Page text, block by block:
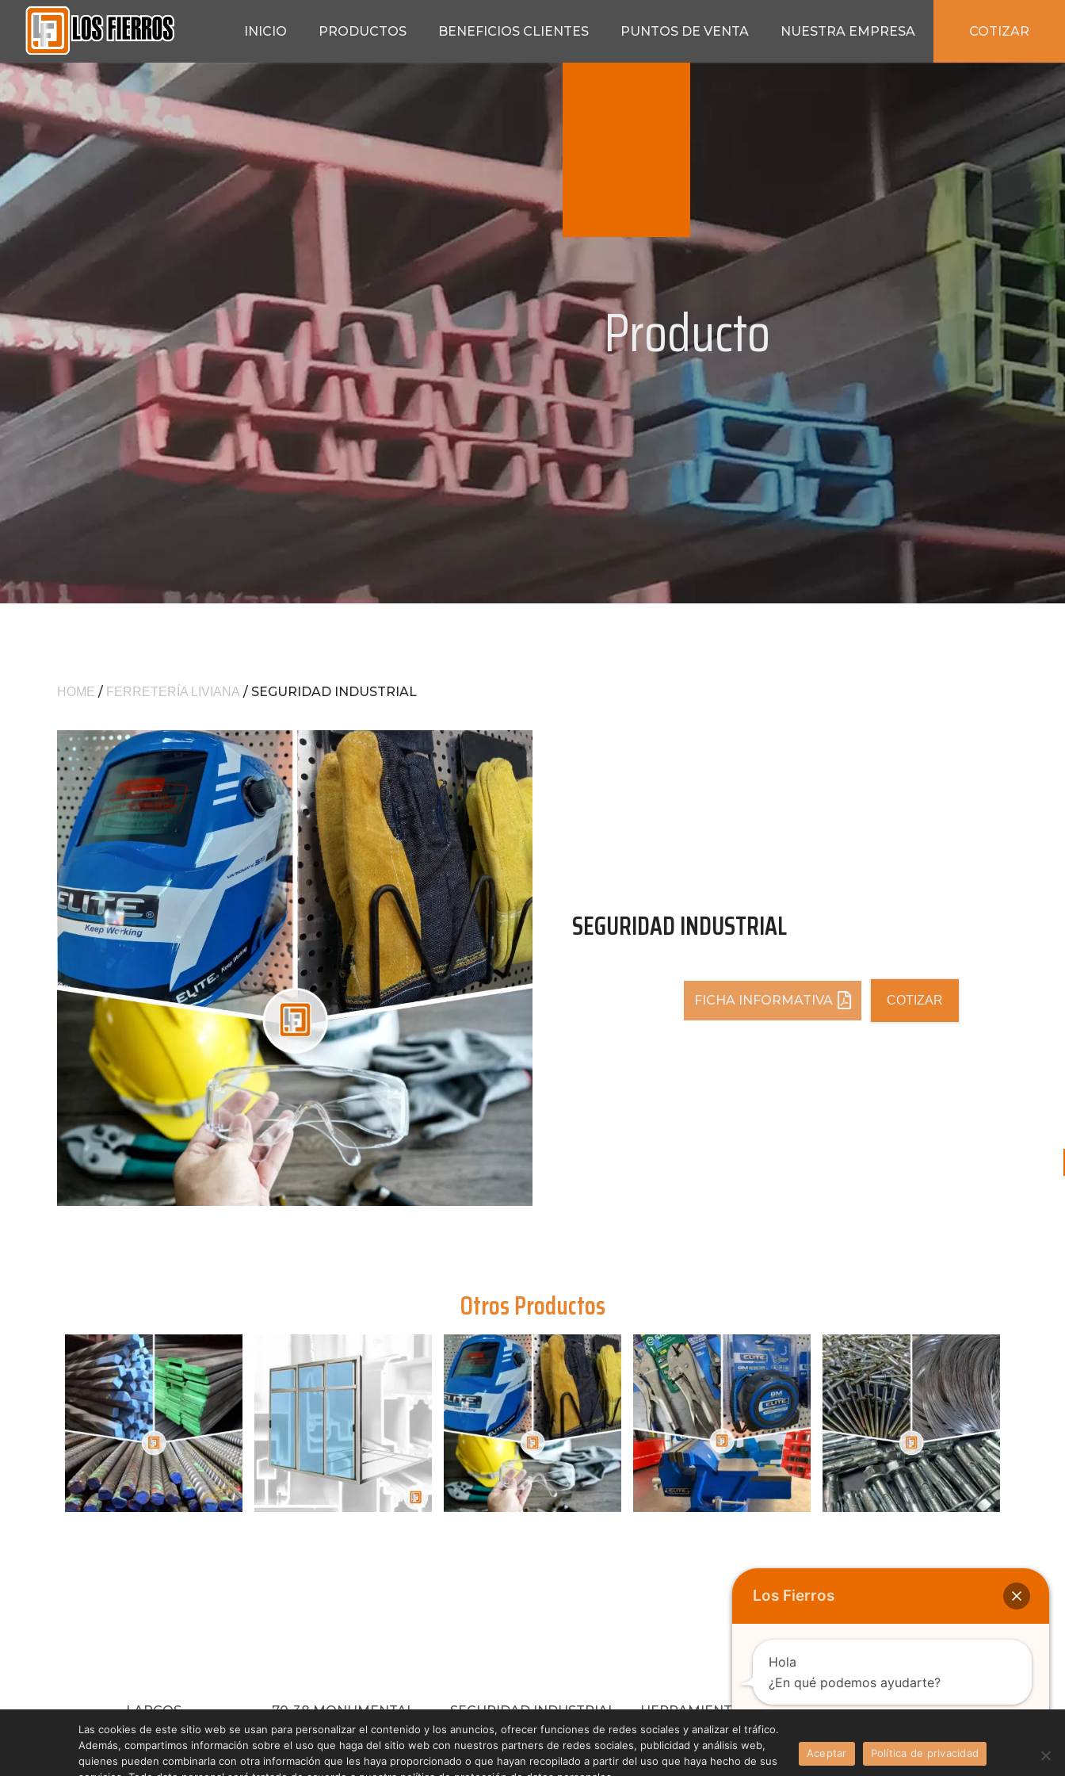
INICIO PRODUCTOS BENEFICIOS CLIENTES PUNTOS DE VENTA NUESTRA EMPRESA COTIZAR
Producto
HOME / FERRETERÍA LIVIANA / SEGURIDAD INDUSTRIAL
SEGURIDAD INDUSTRIAL
FICHA INFORMATIVA COTIZAR
Otros Productos
LARGOS 70-38 MONUMENTAL SEGURIDAD INDUSTRIAL HERRAMIENTA MANUAL FIJACIONES
Abrir chat
Los Fierros
Hola
¿En qué podemos ayudarte?
Las cookies de este sitio web se usan para personalizar el contenido y los anuncios, ofrecer funciones de redes sociales y analizar el tráfico.
Además, compartimos información sobre el uso que haga del sitio web con nuestros partners de redes sociales, publicidad y análisis web,
quienes pueden combinarla con otra información que les haya proporcionado o que hayan recopilado a partir del uso que haya hecho de sus
Aceptar Política de privacidad